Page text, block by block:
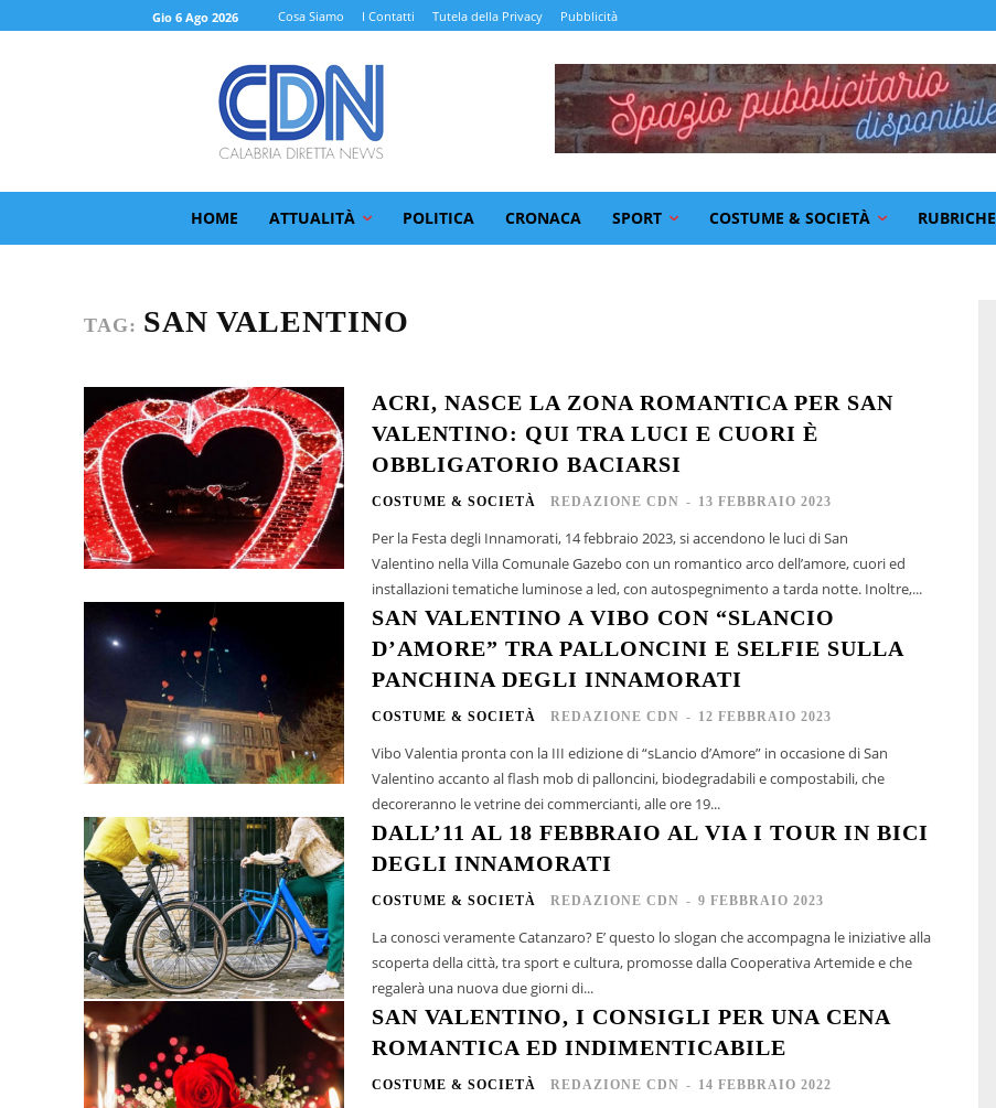
Gio 6 Ago 2026 Cosa Siamo I Contatti Tutela della Privacy Pubblicità
HOME ATTUALITÀ POLITICA CRONACA SPORT COSTUME & SOCIETÀ RUBRICHE
TAG: SAN VALENTINO
ACRI, NASCE LA ZONA ROMANTICA PER SAN
VALENTINO: QUI TRA LUCI E CUORI È
OBBLIGATORIO BACIARSI
COSTUME & SOCIETÀ REDAZIONE CDN - 13 FEBBRAIO 2023
Per la Festa degli Innamorati, 14 febbraio 2023, si accendono le luci di San
Valentino nella Villa Comunale Gazebo con un romantico arco dell’amore, cuori ed
installazioni tematiche luminose a led, con autospegnimento a tarda notte. Inoltre,...
SAN VALENTINO A VIBO CON “SLANCIO
D’AMORE” TRA PALLONCINI E SELFIE SULLA
PANCHINA DEGLI INNAMORATI
COSTUME & SOCIETÀ REDAZIONE CDN - 12 FEBBRAIO 2023
Vibo Valentia pronta con la III edizione di “sLancio d’Amore” in occasione di San
Valentino accanto al flash mob di palloncini, biodegradabili e compostabili, che
decoreranno le vetrine dei commercianti, alle ore 19...
DALL’11 AL 18 FEBBRAIO AL VIA I TOUR IN BICI
DEGLI INNAMORATI
COSTUME & SOCIETÀ REDAZIONE CDN - 9 FEBBRAIO 2023
La conosci veramente Catanzaro? E’ questo lo slogan che accompagna le iniziative alla
scoperta della città, tra sport e cultura, promosse dalla Cooperativa Artemide e che
regalerà una nuova due giorni di...
SAN VALENTINO, I CONSIGLI PER UNA CENA
ROMANTICA ED INDIMENTICABILE
COSTUME & SOCIETÀ REDAZIONE CDN - 14 FEBBRAIO 2022